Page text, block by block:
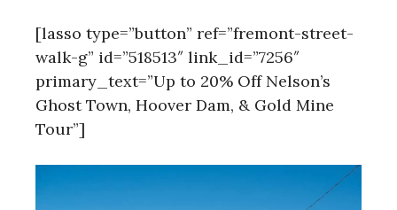
[lasso type=”button” ref=”fremont-street-
walk-g” id=”518513″ link_id=”7256″
primary_text=”Up to 20% Off Nelson’s
Ghost Town, Hoover Dam, & Gold Mine
Tour”]